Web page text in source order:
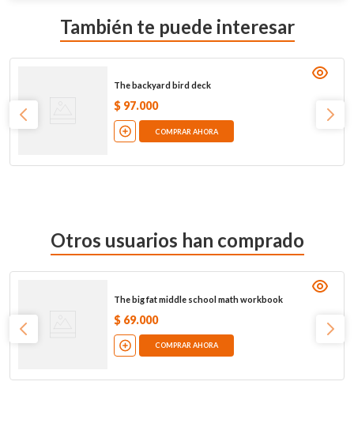
También te puede interesar
The backyard bird deck
$ 97.000
COMPRAR AHORA
Otros usuarios han comprado
The big fat middle school math workbook
$ 69.000
COMPRAR AHORA